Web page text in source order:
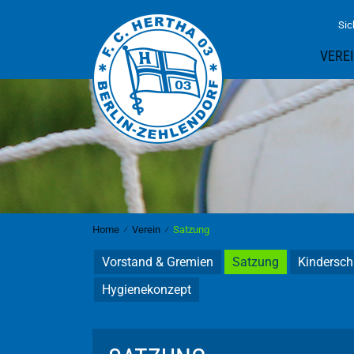
Home ⁄ Verein ⁄ Satzung
Vorstand & Gremien Satzung
Hygienekonzept